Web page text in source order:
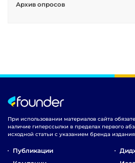
Архив опросов
При использовании материалов сайта
наличие гиперссылки в пределах первого
исходной статьи с указанием бренда
Публикации